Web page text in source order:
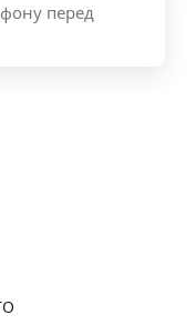
перед